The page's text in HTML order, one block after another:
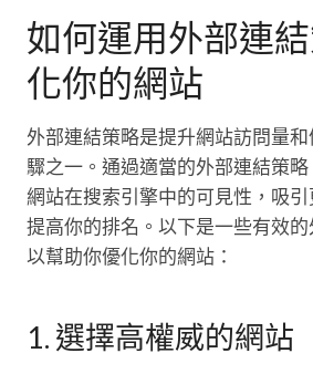
如何運用外部連
化你的網站
外部連結策略是提升網站訪問量
驟之一。通過適當的外部連結策
網站在搜索引擎中的可見性，吸
提高你的排名。以下是一些有效
以幫助你優化你的網站：
1. 選擇高權威的網站